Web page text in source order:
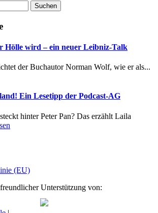
Hölle wird – ein neuer Leibniz-Talk
der Buchautor Norman Wolf, wie er als...
Ein Lesetipp der Podcast-AG
hinter Peter Pan? Das erzählt Laila
(EU)
Unterstützung von: